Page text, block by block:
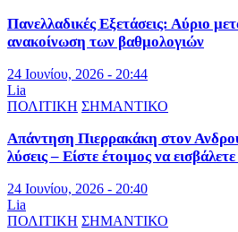
Πανελλαδικές Εξετάσεις: Αύριο
ανακοίνωση των βαθμολογιών
24 Ιουνίου, 2026 - 20:44
Lia
ΠΟΛΙΤΙΚΗ ΣΗΜΑΝΤΙΚΟ
Απάντηση Πιερρακάκη στον
λύσεις – Είστε έτοιμος να
24 Ιουνίου, 2026 - 20:40
Lia
ΠΟΛΙΤΙΚΗ ΣΗΜΑΝΤΙΚΟ